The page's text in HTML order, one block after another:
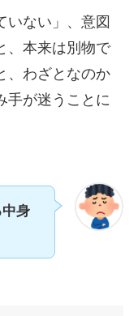
いない」、意図
、本来は別物で
、わざとなのか
手が迷うことに
身